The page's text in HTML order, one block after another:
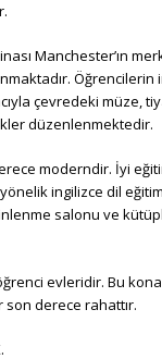
Manchester’ın
Öğrencilerin
çevredeki müze,
düzenlenmektedir.
moderndir. İyi
ingilizce dil
salonu ve
evleridir. Bu
derece rahattır.